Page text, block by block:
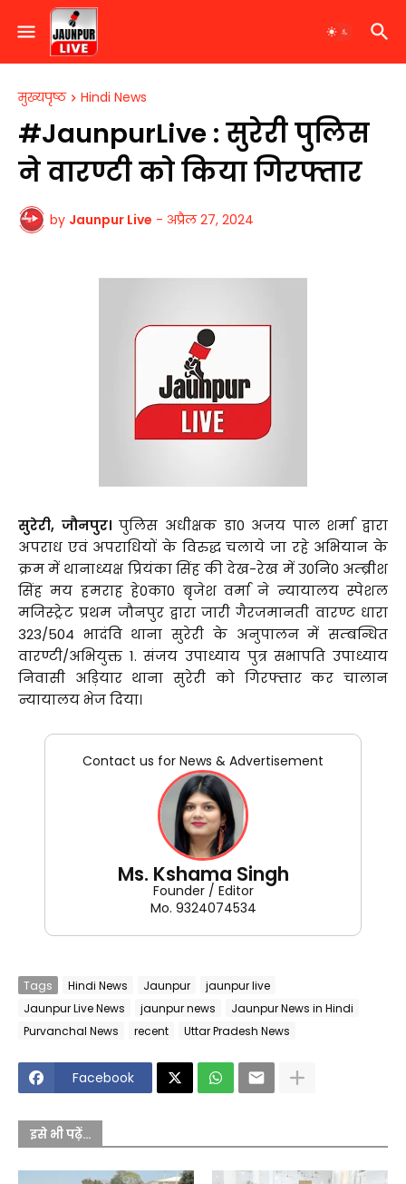
मुख्यपृष्ठ Hindi News
#JaunpurLive : सुरेरी पुलिस
ने वारण्टी को किया गिरफ्तार
by Jaunpur Live - अप्रैल 27, 2024
सुरेरी, जौनपुर।पुलिस अधीक्षक डा0 अजय पाल शर्मा द्वारा
अपराध एवं अपराधियों के विरुद्ध चलाये जा रहे अभियान के
क्रम में थानाध्यक्ष प्रियंका सिंह की देख-रेख में उ0नि0 अम्ब्रीश
सिंह मय हमराह हे0का0 बृजेश वर्मा ने न्यायालय स्पेशल
मजिस्ट्रेट प्रथम जौनपुर द्वारा जारी गैरजमानती वारण्ट धारा
323/504 भादंवि थाना सुरेरी के अनुपालन में सम्बन्धित
वारण्टी/अभियुक्त 1. संजय उपाध्याय पुत्र सभापति उपाध्याय
निवासी अड़ियार थाना सुरेरी को गिरफ्तार कर चालान
न्यायालय भेज दिया।
Contact us for News & Advertisement
Ms. Kshama Singh
Founder / Editor
Mo. 9324074534
Tags Hindi News Jaunpur
jaunpur live
Jaunpur Live News
jaunpur news
Jaunpur News in Hindi
Purvanchal News
recent Uttar Pradesh News
Facebook
इसे भी पढ़ें...